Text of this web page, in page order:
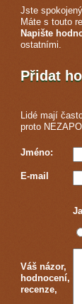
Jste
Máte s touto
Napište
ostatními.
Přidat
Lidé mají
proto
Jméno:
E-mail
Váš názor,
hodnocení,
recenze,